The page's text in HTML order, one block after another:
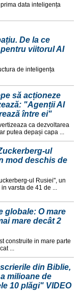
data inteligența
De la ce
viitorul AI
de inteligența
să acționeze
"Agenții AI
între ei"
ca dezvoltarea
putea depași capa ...
ul
mod deschis de
ul Rusiei", un
varsta de 41 de ...
globale: O mare
mare decât 2
construite in mare parte
...
din Biblie,
milioane de
10 plăgi" VIDEO